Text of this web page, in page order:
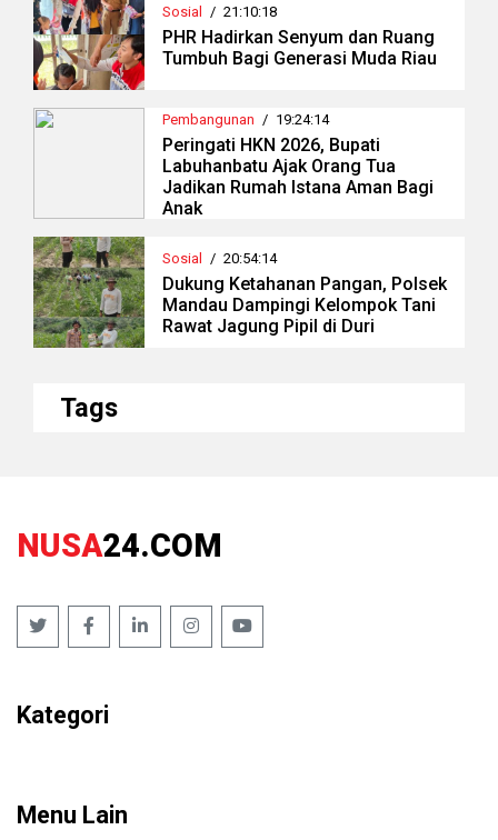
Sosial / 21:10:18
PHR Hadirkan Senyum dan Ruang
Tumbuh Bagi Generasi Muda Riau
Pembangunan / 19:24:14
Peringati HKN 2026, Bupati
Labuhanbatu Ajak Orang Tua
Jadikan Rumah Istana Aman Bagi
Anak
Sosial / 20:54:14
Dukung Ketahanan Pangan, Polsek
Mandau Dampingi Kelompok Tani
Rawat Jagung Pipil di Duri
Tags
NUSA24.COM
Kategori
Menu Lain